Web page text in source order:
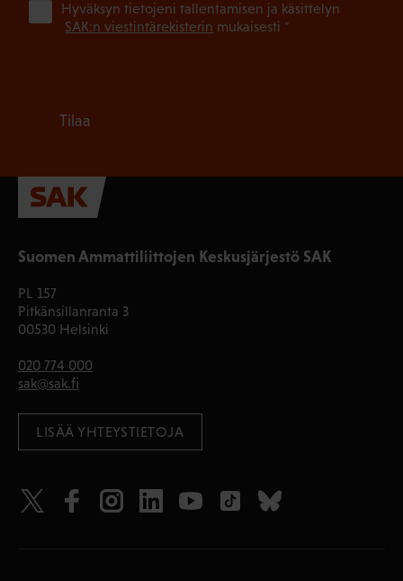
Suomen Ammattiliittojen Keskusjärjestö SAK
PL 157
Pitkänsillanranta 3
00530 Helsinki
020 774 000
sak@sak.fi
LISÄÄ YHTEYSTIETOJA
Hyväksyn tietojeni tallentamisen ja käsittelyn
SAK:n viestintärekisterin mukaisesti *
Tilaa